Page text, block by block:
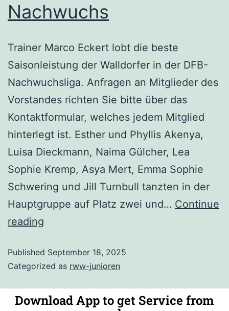
Nachwuchs
Trainer Marco Eckert lobt die beste
Saisonleistung der Walldorfer in der DFB-
Nachwuchsliga. Anfragen an Mitglieder des
Vorstandes richten Sie bitte über das
Kontaktformular, welches jedem Mitglied
hinterlegt ist. Esther und Phyllis Akenya,
Luisa Dieckmann, Naima Gülcher, Lea
Sophie Kremp, Asya Mert, Emma Sophie
Schwering und Jill Turnbull tanzten in der
Hauptgruppe auf Platz zwei und… Continue
reading
Published September 18, 2025
Categorized as rww-junioren
Download App to get Service from